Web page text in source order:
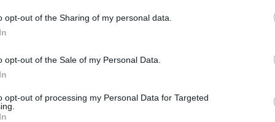
opt-out of the Sharing of my personal data.
opt-out of the Sale of my Personal Data.
opt-out of processing my Personal Data for Targeted
προήλθε από τις ακόλουθες μεταβολές
Στην αύξηση αυτή συνέβαλαν, κυρίως, οι
κλάδων: κατασκευής ειδών ένδυσης,